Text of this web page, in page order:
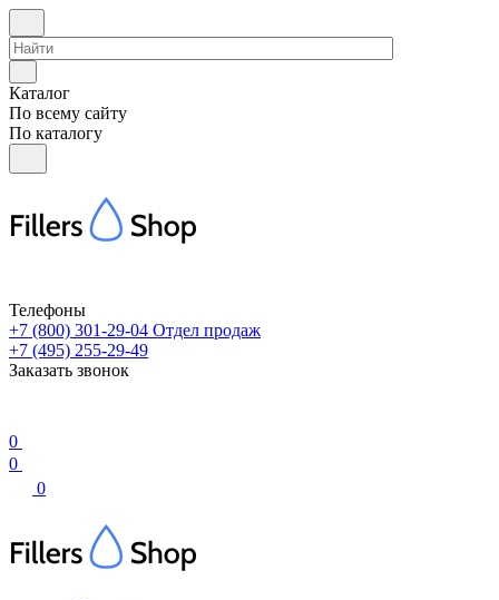
Каталог
По всему сайту
По каталогу
Телефоны
+7 (800) 301-29-04 Отдел продаж
+7 (495) 255-29-49
Заказать звонок
0
0
0